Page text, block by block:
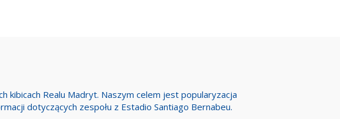
kibicach Realu Madryt. Naszym celem jest popularyzacja
dotyczących zespołu z Estadio Santiago Bernabeu.